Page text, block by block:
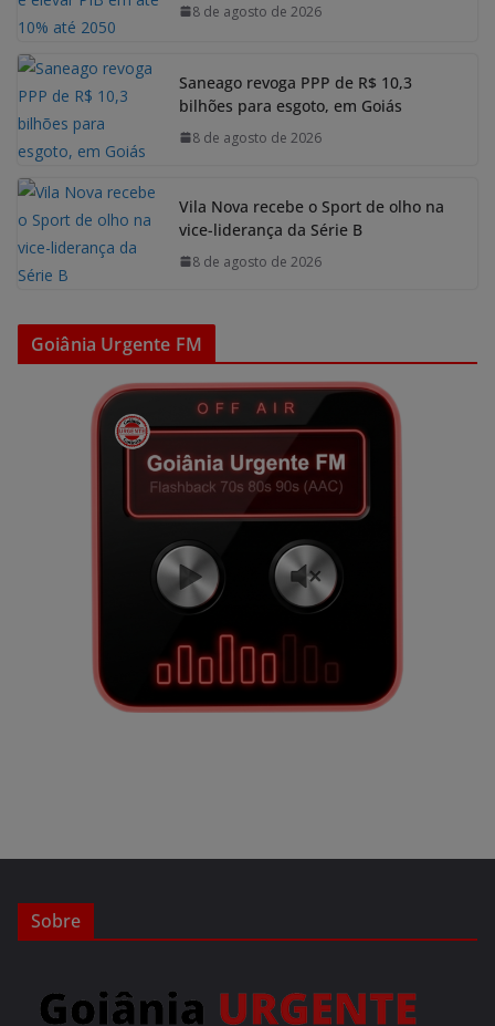
8 de agosto de 2026
Saneago revoga PPP de R$ 10,3
bilhões para esgoto, em Goiás
8 de agosto de 2026
Vila Nova recebe o Sport de olho na
vice-liderança da Série B
8 de agosto de 2026
Goiânia Urgente FM
Sobre